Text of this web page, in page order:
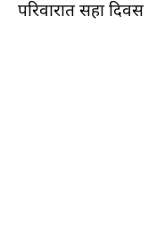
परिवारात सहा दिवस